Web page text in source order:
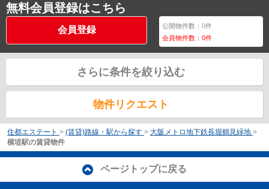
無料会員登録はこちら
会員登録 公開物件数：0件
会員物件数：0件
さらに条件を絞り込む
物件リクエスト
住都エステート > (賃貸)路線・駅から探す > 大阪メトロ地下鉄長堀鶴見緑地 >
横堤駅の賃貸物件
ページトップに戻る